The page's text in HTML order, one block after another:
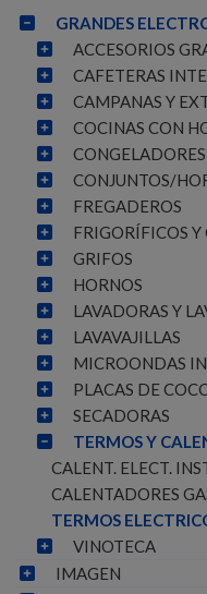
GRANDES
ACCESORIOS
CAFETERAS
CAMPANAS Y
COCINAS CON
CONGELADORES
CONJUNTOS/
FREGADEROS
FRIGORÍFICOS Y
GRIFOS
HORNOS
LAVADORAS Y
LAVAVAJILLAS
MICROONDAS
PLACAS DE
SECADORAS
TERMOS Y
CALENT. ELECT.
CALENTADORES
TERMOS
VINOTECA
IMAGEN